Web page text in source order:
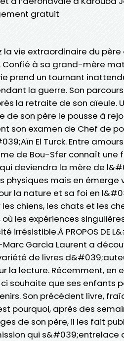
gratuit
la vie extraordinaire du
Confié à sa grand-mère
prend un tournant
la guerre. Son
la retraite de son
de son père le pousse à
son examen de Chef de
El Turck. Entre
de Bou-Sfer connaît une
deviendra la mère de
physiques mais en émerge
la nature et sa foi en
chiens, les chats et les
les expériences
irrésistible.À PROPOS DE
Garcia Laurent a
de livres
la lecture. Récemment, en
souhaite que ses enfants
Son précédent livre,
pourquoi, après des
de son père, il les fait
qui s&#039;entrelace